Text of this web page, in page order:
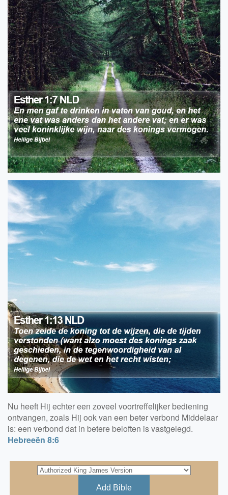
Nu heeft Hij echter een zoveel voortreffelijker bediening
ontvangen, zoals Hij ook van een beter verbond Middelaar
is: een verbond dat in betere beloften is vastgelegd.
Hebreeën 8:6
Add Bible